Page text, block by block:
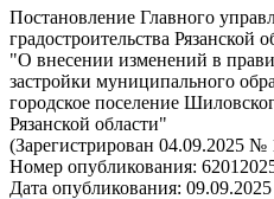
Постановление Главного
градостроительства
"О внесении изменений в
застройки муниципального
городское поселение
Рязанской области"
(Зарегистрирован 04.09.2025 №
Номер опубликования:
Дата опубликования: 09.09.2025